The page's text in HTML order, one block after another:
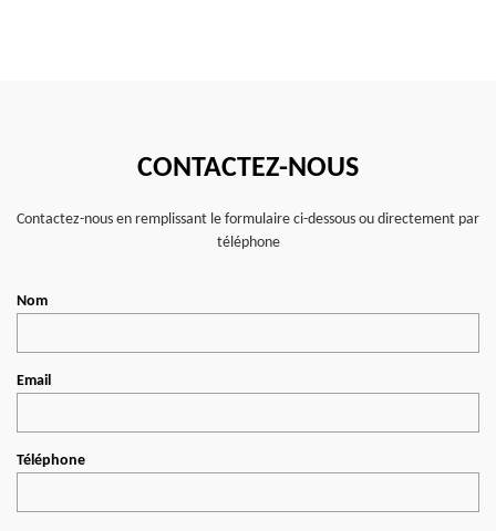
CONTACTEZ-NOUS
Contactez-nous en remplissant le formulaire ci-dessous ou directement par
téléphone
Nom
Email
Téléphone